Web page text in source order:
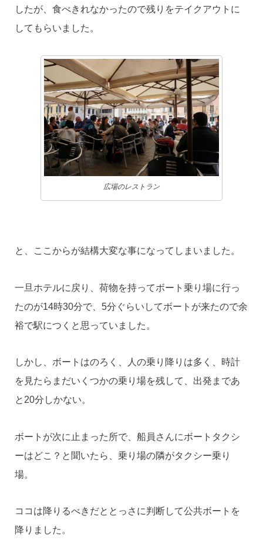
したが、食べきれなかったので残りをテイクアウトに
してもらいました。
広場のレストラン
と、ここからが結構大変な事になってしまいました。
一旦ホテルに戻り、荷物を持ってボート乗り場に行っ
たのが14時30分で、5分ぐらいしてボートが来たので余
裕で駅につくと思っていました。
しかし、ボートはのろく、人の乗り降りは多く、時計
を見たらまだいくつかの乗り場を残して、出発まであ
と20分しかない。
ボートが次に止まった所で、船員さんにボートタクシ
ーはどこ？と聞いたら、乗り場の隣がタクシー乗り
場。
ココは降りるべきだととっさに判断して公共ボートを
降りました。